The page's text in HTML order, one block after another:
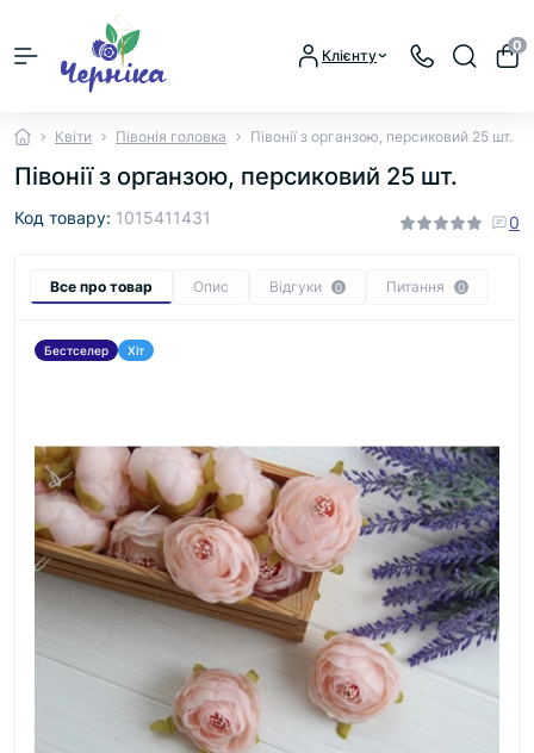
Клієнту
0
Квіти Півонія головка Півонії з органзою, персиковий 25 шт.
Півонії з органзою, персиковий 25 шт.
Код товару: 1015411431 0
Все про товар Опис Відгуки 0 Питання 0
Бестселер Хіт